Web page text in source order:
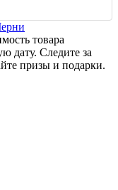
товара
дату. Следите за
призы и подарки.